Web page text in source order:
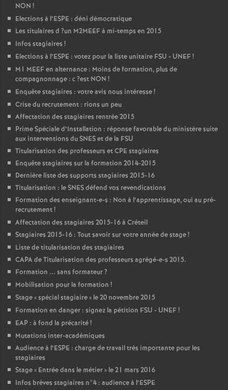
NON !
Elections à l’ESPE : déni démocratique
Les titulaires d ?un M2MEEFà mi-temps en 2015
Infos stagiaires !
Elections à l’ESPE : votez pour la liste unitaire FSU - UNEF!
M1 MEEFen alternance : Moins de formation, plus de
compagnonnage : c?est NON !
Enquête stagiaires : votre avis nous intéresse!
Crise du recrutement : rions un peu
Affectation des stagiaires rentrée 2015
Prime Spéciale d’Installation : réponse favorable du ministère suite
aux interventions duSNESet de la FSU
Titularisation des professeurs etCPE stagiaires
Enquête stagiaires sur la formation 2014-2015
Dernière liste des supports stagiaires 2015-16
Titularisation : leSNESdéfend vos revendications
Formation des enseignant-e-s : Non à l’apprentissage, oui au pré-
recrutement!
Affectation des stagiaires 2015-16 à Créteil
Stagiaires 2015-16 : Tout savoir sur votre année de stage!
Liste de titularisation des stagiaires
CAPAde Titularisation des professeurs agrégé-e-s 2015.
Formation ... sans formateur?
Mobilisation pour la formation !
Stage «spécial stagiaire» le 20 novembre 2015
Formation en danger : signez la pétition FSU - UNEF!
EAP : à fond la précarité!
Mutations inter-académiques
Audience à l’ESPE : charge de travail très importante pour les
stagiaires
Stage « Entrée dans le métier» le 21 mars 2016
Infos brèves stagiaires n°4 : audience à l’ESPE